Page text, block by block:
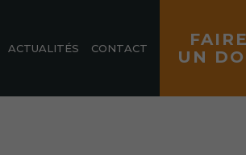
ACTUALITÉS CONTACT
FAIRE
UN